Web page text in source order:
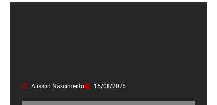
Alisson Nascimento 15/08/2025